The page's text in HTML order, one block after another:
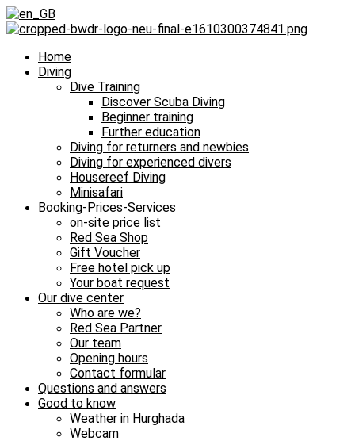
Home
Diving
Dive Training
Discover Scuba Diving
Beginner training
Further education
Diving for returners and newbies
Diving for experienced divers
Housereef Diving
Minisafari
Booking-Prices-Services
on-site price list
Red Sea Shop
Gift Voucher
Free hotel pick up
Your boat request
Our dive center
Who are we?
Red Sea Partner
Our team
Opening hours
Contact formular
Questions and answers
Good to know
Weather in Hurghada
Webcam